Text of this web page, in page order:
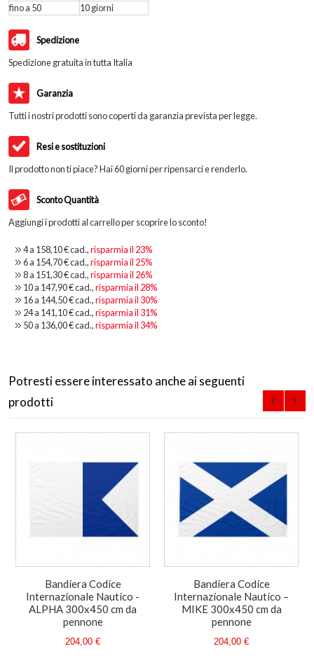
fino a 50
10 giorni
Spedizione
Spedizione gratuita in tutta Italia
Garanzia
Tutti i nostri prodotti sono coperti da garanzia prevista per legge.
Resi e sostituzioni
Il prodotto non ti piace? Hai 60 giorni per ripensarci e renderlo.
Sconto Quantità
Aggiungi i prodotti al carrello per scoprire lo sconto!
4 a 158,10 €cad.,risparmia il 23%
6 a 154,70 €cad.,risparmia il 25%
8 a 151,30 €cad.,risparmia il 26%
10 a 147,90 €cad.,risparmia il 28%
16 a 144,50 €cad.,risparmia il 30%
24 a 141,10 €cad.,risparmia il 31%
50 a 136,00 €cad.,risparmia il 34%
Potresti essere interessato anche ai seguenti
prodotti
Bandiera Codice
Internazionale Nautico -
ALPHA 300x450 cm da
pennone
204,00 €
Bandiera Codice
Internazionale Nautico –
MIKE 300x450 cm da
pennone
204,00 €